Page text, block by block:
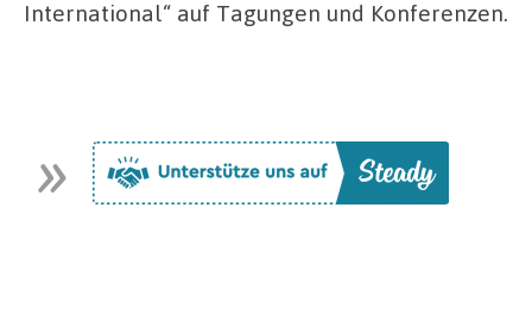
International“ auf Tagungen und Konferenzen.